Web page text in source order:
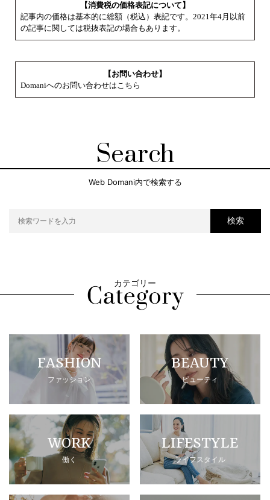
【消費税の価格表記について】
記事内の価格は基本的に総額（税込）表記です。2021年4月以前
の記事に関しては税抜表記の場合もあります。
【お問い合わせ】
Domaniへのお問い合わせはこちら
Search
Web Domani内で検索する
検索
カテゴリー
FASHION
ファッション
BEAUTY
ビューティ
WORK
働く
LIFESTYLE
ライフスタイル